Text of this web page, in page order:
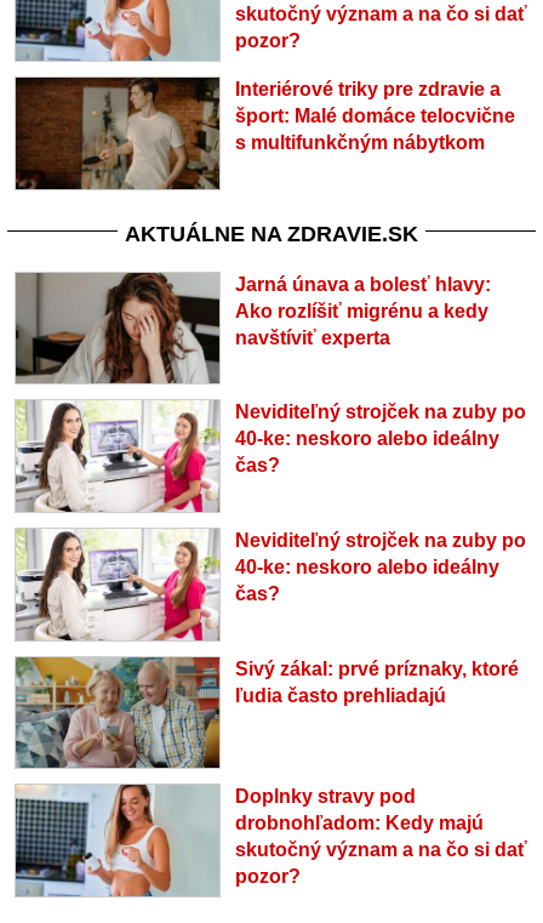
skutočný význam a na čo si dať
pozor?
Interiérové triky pre zdravie a
šport: Malé domáce telocvične
s multifunkčným nábytkom
AKTUÁLNE NA ZDRAVIE.SK
Jarná únava a bolesť hlavy:
Ako rozlíšiť migrénu a kedy
navštíviť experta
Neviditeľný strojček na zuby po
40-ke: neskoro alebo ideálny
čas?
Neviditeľný strojček na zuby po
40-ke: neskoro alebo ideálny
čas?
Sivý zákal: prvé príznaky, ktoré
ľudia často prehliadajú
Doplnky stravy pod
drobnohľadom: Kedy majú
skutočný význam a na čo si dať
pozor?